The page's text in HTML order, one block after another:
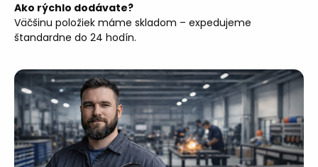
Ako rýchlo dodávate?
Väčšinu položiek máme skladom – expedujeme
štandardne do 24 hodín.